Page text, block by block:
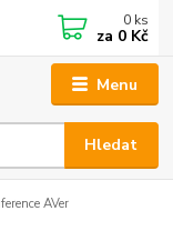
Menu
Hledat
0 ks
za 0 Kč
AVer